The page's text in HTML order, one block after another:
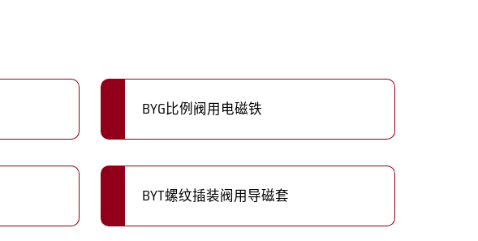
BYG比例阀用电磁铁
BYT螺纹插装阀用导磁套